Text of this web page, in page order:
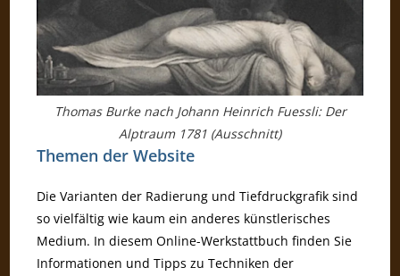
Thomas Burke nach Johann Heinrich Fuessli: Der
Alptraum 1781 (Ausschnitt)
Themen der Website
Die Varianten der Radierung und Tiefdruckgrafik sind
so vielfältig wie kaum ein anderes künstlerisches
Medium. In diesem Online-Werkstattbuch finden Sie
Informationen und Tipps zu Techniken der